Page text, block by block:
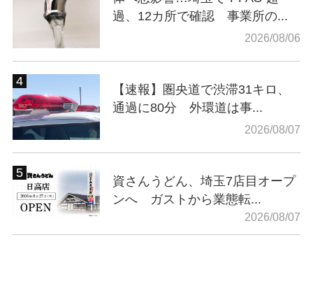
過、12カ所で確認 事業所の...
2026/08/06
【速報】圏央道で渋滞31キロ、
通過に80分 外環道は事...
2026/08/07
資さんうどん、埼玉7店目オープ
ンへ ガストから業態転...
2026/08/07